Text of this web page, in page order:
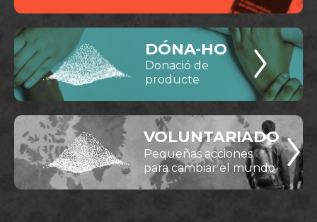
DÓNA-HO
Donació de
producte
VOLUNTARIADO
Pequeñas acciones
para cambiar el mundo